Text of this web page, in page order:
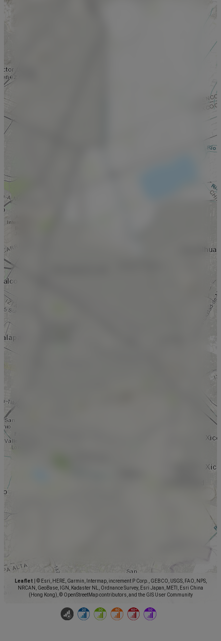
Leaflet
© Esri, HERE, Garmin, Intermap, increment P Corp., GEBCO, USGS, FAO, NPS,
NRCAN, GeoBase, IGN, Kadaster NL, Ordnance Survey, Esri Japan, METI, Esri China
(Hong Kong), © OpenStreetMap contributors, and the GIS User Community